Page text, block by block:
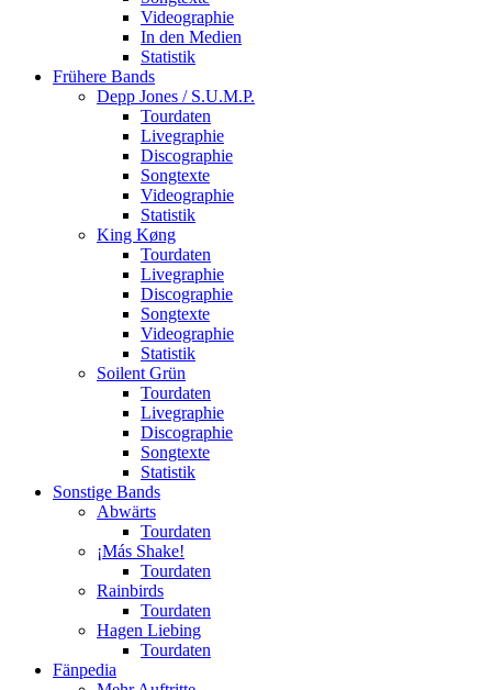
Videographie
In den Medien
Statistik
Frühere Bands
Depp Jones / S.U.M.P.
Tourdaten
Livegraphie
Discographie
Songtexte
Videographie
Statistik
King Køng
Tourdaten
Livegraphie
Discographie
Songtexte
Videographie
Statistik
Soilent Grün
Tourdaten
Livegraphie
Discographie
Songtexte
Statistik
Sonstige Bands
Abwärts
Tourdaten
¡Más Shake!
Tourdaten
Rainbirds
Tourdaten
Hagen Liebing
Tourdaten
Fänpedia